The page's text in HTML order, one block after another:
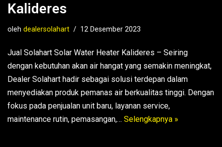
Kalideres
oleh dealersolahart 12 Desember 2023
Jual Solahart Solar Water Heater Kalideres – Seiring
dengan kebutuhan akan air hangat yang semakin meningkat,
Dealer Solahart hadir sebagai solusi terdepan dalam
menyediakan produk pemanas air berkualitas tinggi. Dengan
fokus pada penjualan unit baru, layanan service,
maintenance rutin, pemasangan,… Selengkapnya »